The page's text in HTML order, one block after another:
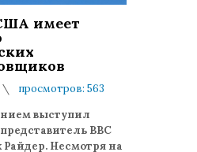
имеет
просмотров: 563
выступил
ВВС
Несмотря на